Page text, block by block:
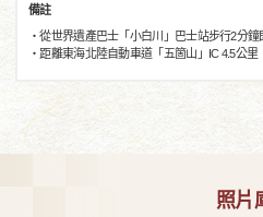
備註
・從世界遺產巴士「小白川」巴士站步行2分鐘
・距離東海北陸自動車道「五箇山」IC 4.5公里
照片